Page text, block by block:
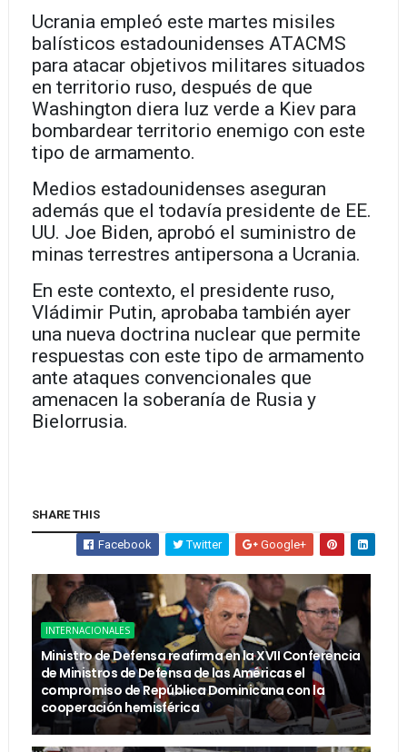
Ucrania empleó este martes misiles
balísticos estadounidenses ATACMS
para atacar objetivos militares situados
en territorio ruso, después de que
Washington diera luz verde a Kiev para
bombardear territorio enemigo con este
tipo de armamento.
Medios estadounidenses aseguran
además que el todavía presidente de EE.
UU. Joe Biden, aprobó el suministro de
minas terrestres antipersona a Ucrania.
En este contexto, el presidente ruso,
Vládimir Putin, aprobaba también ayer
una nueva doctrina nuclear que permite
respuestas con este tipo de armamento
ante ataques convencionales que
amenacen la soberanía de Rusia y
Bielorrusia.
SHARE THIS
Facebook Twitter Google+
INTERNACIONALES
Ministro de Defensa reafirma en la XVII Conferencia
de Ministros de Defensa de las Américas el
compromiso de República Dominicana con la
cooperación hemisférica